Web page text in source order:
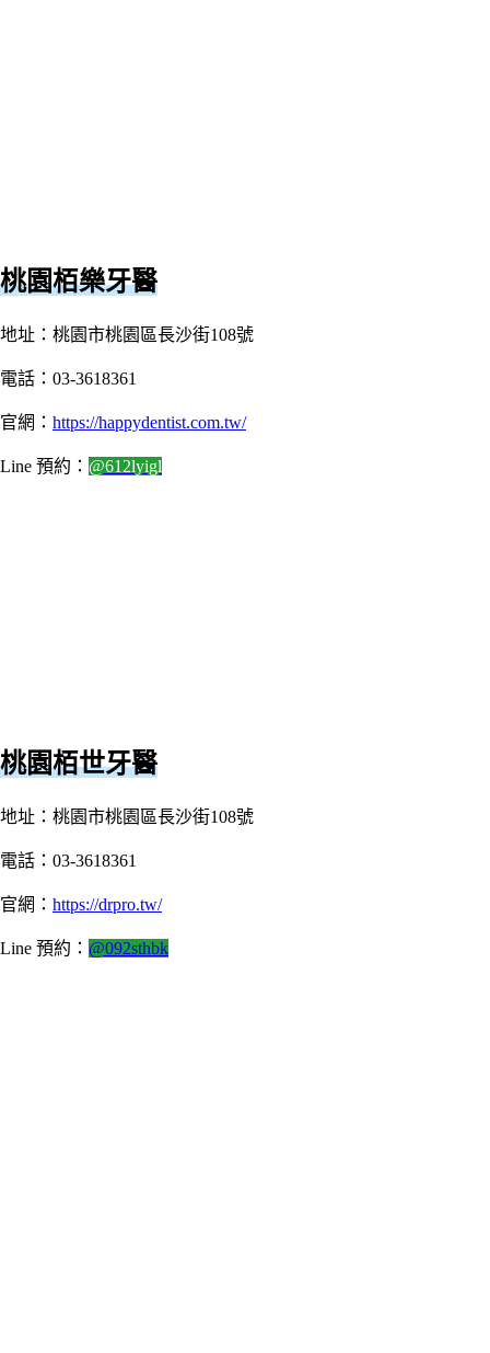
桃園栢樂牙醫
地址：桃園市桃園區長沙街108號
電話：03-3618361
官網： https://happydentist.com.tw/
Line 預約： @612lyigl
桃園栢世牙醫
地址：桃園市桃園區長沙街108號
電話：03-3618361
官網： https://drpro.tw/
Line 預約： @092sthbk